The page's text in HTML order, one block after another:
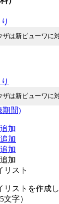
は新ビューワに
は新ビューワに
期間)
加
加
加
加
リスト
リストを作成し
文字）